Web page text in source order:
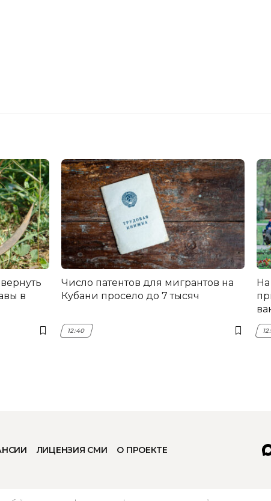
в
Число патентов для мигрантов на
Кубани просело до 7 тысяч
12:40
На
ЛИЦЕНЗИЯ СМИ О ПРОЕКТЕ